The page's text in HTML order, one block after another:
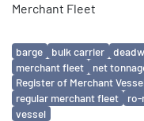
Merchant Fleet
Avainsanat
barge bulk carrier
merchant fleet
net
Register of Merchant
regular merchant fleet
ro-
vessel